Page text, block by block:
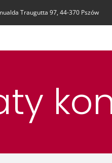
Traugutta 97, 44-370 Pszów